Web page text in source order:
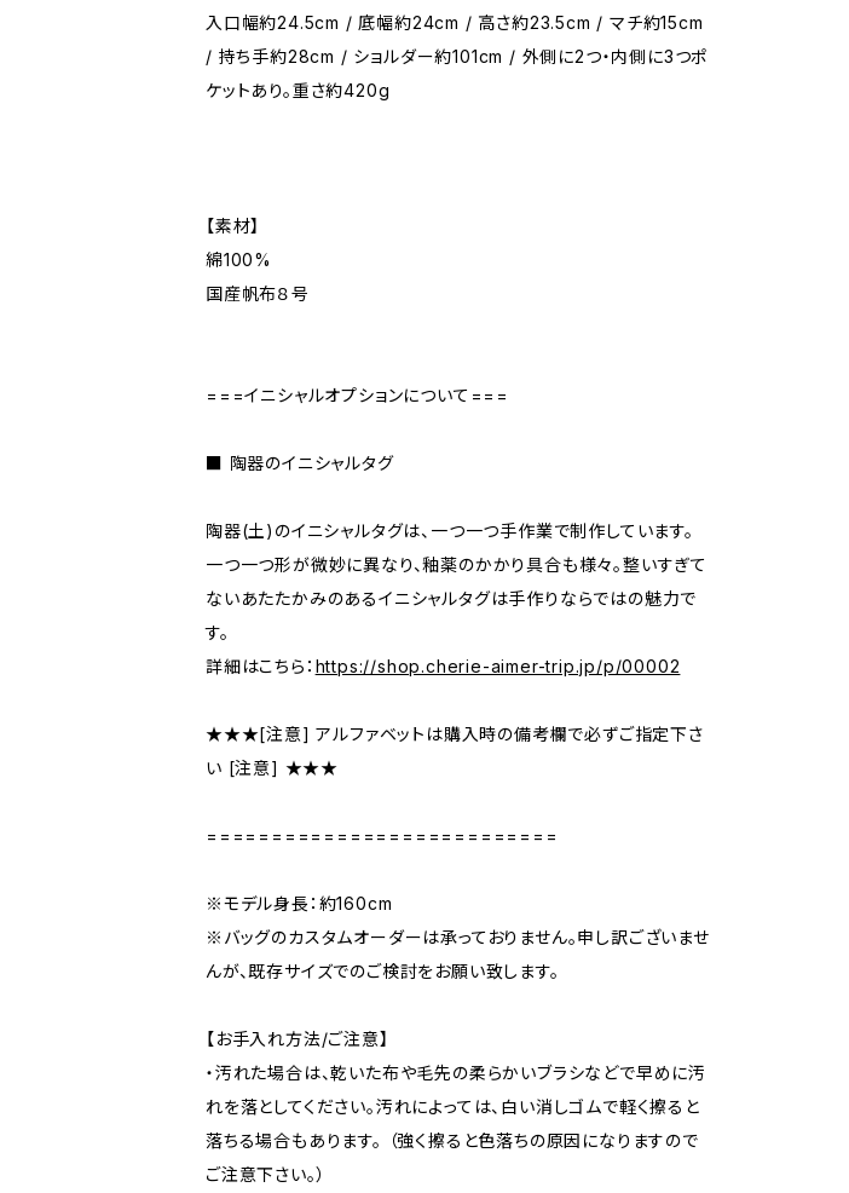
入口幅約24.5cm / 底幅約24cm / 高さ約23.5cm / マチ約15cm
/ 持ち手約28cm / ショルダー約101cm / 外側に2つ・内側に3つポ
ケットあり。重さ約420g
【素材】
綿100%
国産帆布８号
===イニシャルオプションについて===
■ 陶器のイニシャルタグ
陶器(土)のイニシャルタグは、一つ一つ手作業で制作しています。
一つ一つ形が微妙に異なり、釉薬のかかり具合も様々。整いすぎて
ないあたたかみのあるイニシャルタグは手作りならではの魅力で
す。
詳細はこちら： https://shop.cherie-aimer-trip.jp/p/00002
★★★[注意] アルファベットは購入時の備考欄で必ずご指定下さ
い [注意] ★★★
===========================
※モデル身長：約160cm
※バッグのカスタムオーダーは承っておりません。申し訳ございませ
んが、既存サイズでのご検討をお願い致します。
【お手入れ方法/ご注意】
・汚れた場合は、乾いた布や毛先の柔らかいブラシなどで早めに汚
れを落としてください。汚れによっては、白い消しゴムで軽く擦ると
落ちる場合もあります。 （強く擦ると色落ちの原因になりますので
ご注意下さい。）